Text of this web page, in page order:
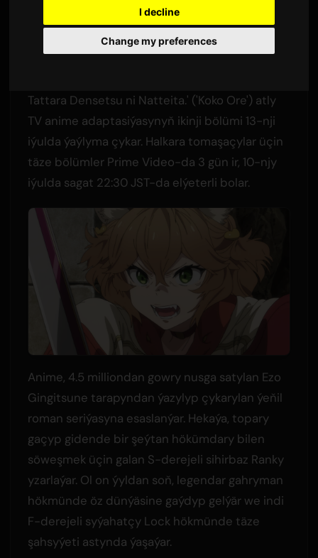
I decline
Change my preferences
1,906 gezek görüldidi
Meşhur ýeňil romanlar seriýasynyň 'Koko wa Ore
Tattara Densetsu ni Natteita.' ('Koko Ore') atly
TV anime adaptasiýasynyň ikinji bölümi 13-nji
iýulda ýaýlyma çykar. Halkara tomaşaçylar üçin
täze bölümler Prime Video-da 3 gün ir, 10-njy
iýulda sagat 22:30 JST-da elýeterli bolar.
Anime, 4.5 milliondan gowry nusga satylan Ezo
Gingitsune tarapyndan ýazylyp çykarylan ýeňil
roman seriýasyna esaslanýar. Hekaýa, topary
gaçyp gidende bir şeýtan hökümdary bilen
söweşmek üçin galan S-derejeli sihirbaz Ranky
yzarlaýar. Ol on ýyldan soň, legendar gahryman
hökmünde öz dünýäsine gaýdyp gelýär we indi
F-derejeli syýahatçy Lock hökmünde täze
şahsyýeti astynda ýaşaýar.